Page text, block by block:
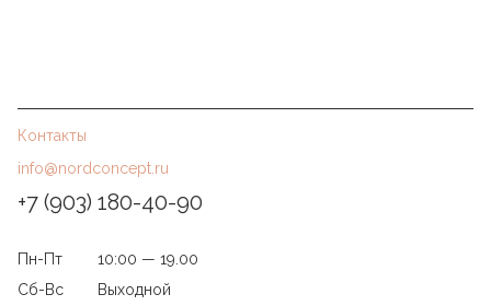
Контакты
info@nordconcept.ru
+7 (903) 180-40-90
Пн-Пт
10:00 — 19.00
Сб-Вс
Выходной